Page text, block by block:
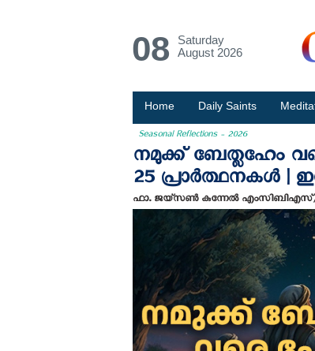
08
Saturday
August 2026
Home Daily Saints
Seasonal Reflections - 2026
നമുക്ക്‌ ബേത്ലഹേം
25 പ്രാർത്ഥനകൾ |
ഫാ. ജയ്സൺ കുന്നേൽ എം‌സി‌ബി‌എസ്/